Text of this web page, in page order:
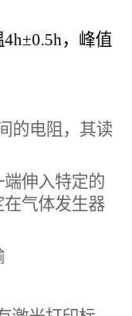
4h±0.5h，峰值
的电阻，其读
伸入特定的
在气体发生器